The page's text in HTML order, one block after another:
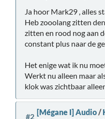
Ja hoor Mark29 , alles
Heb zooolang zitten
zitten en rood nog aan
constant plus naar de
Het enige wat ik nu
Werkt nu alleen maar
klok was zichtbaar
#2 [Mégane I] Audio/